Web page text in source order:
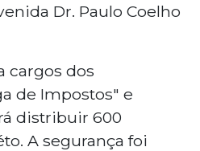
Dr. Paulo Coelho
cargos dos
de Impostos" e
distribuir 600
A segurança foi